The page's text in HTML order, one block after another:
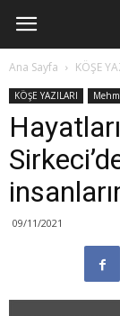
Ana Sayfa KÖŞE
KÖŞE YAZILARI
09/11/2021